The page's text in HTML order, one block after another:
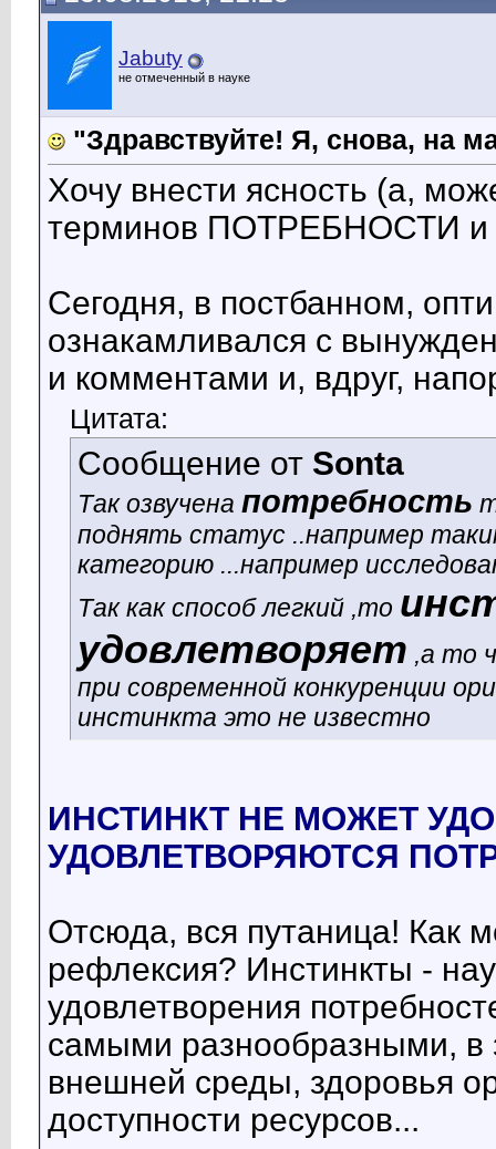
Jabuty
не отмеченный в науке
"Здравствуйте! Я, снова, на
Хочу внести ясность (а,
терминов ПОТРЕБНОСТИ
Сегодня, в постбанном,
ознакамливался с
и комментами и, вдруг,
Цитата:
Сообщение от Sonta
Так озвучена потребность
поднять статус ..например
категорию ...например
Так как способ легкий ,то
удовлетворяет ,а то
при современной конкуренции
инстинкта это не известно
ИНСТИНКТ НЕ МОЖЕТ
УДОВЛЕТВОРЯЮТСЯ
Отсюда, вся путаница! Как
рефлексия? Инстинкты -
удовлетворения
самыми разнообразными, в
внешней среды, здоровья
доступности ресурсов...